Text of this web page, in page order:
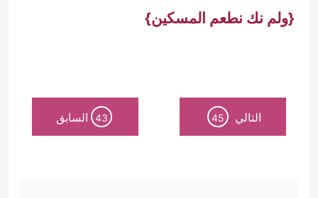
{ولم نك نطعم المسكين}
التالي 45
43 السابق